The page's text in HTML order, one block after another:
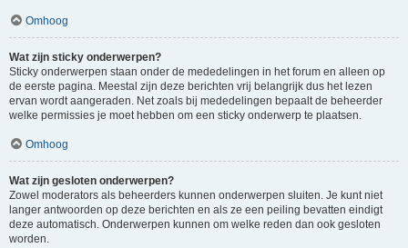
Omhoog
Wat zijn sticky onderwerpen?
Sticky onderwerpen staan onder de mededelingen in het forum en alleen op
de eerste pagina. Meestal zijn deze berichten vrij belangrijk dus het lezen
ervan wordt aangeraden. Net zoals bij mededelingen bepaalt de beheerder
welke permissies je moet hebben om een sticky onderwerp te plaatsen.
Omhoog
Wat zijn gesloten onderwerpen?
Zowel moderators als beheerders kunnen onderwerpen sluiten. Je kunt niet
langer antwoorden op deze berichten en als ze een peiling bevatten eindigt
deze automatisch. Onderwerpen kunnen om welke reden dan ook gesloten
worden.